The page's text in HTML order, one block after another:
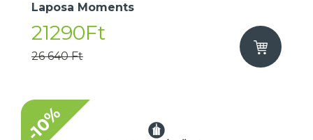
Laposa Moments
21290Ft
26 640 Ft
-10%